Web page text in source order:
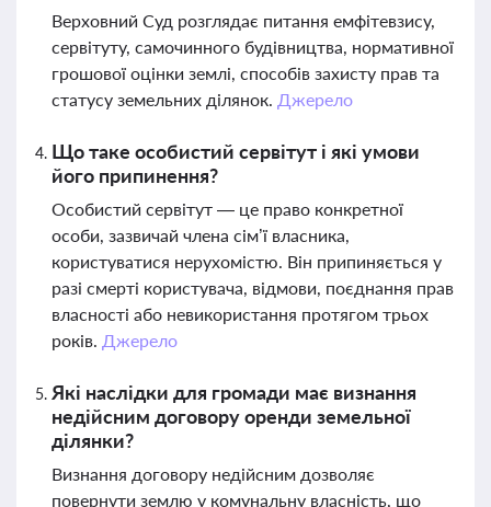
Верховний Суд розглядає питання емфітевзису,
сервітуту, самочинного будівництва, нормативної
грошової оцінки землі, способів захисту прав та
статусу земельних ділянок. Джерело
Що таке особистий сервітут і які умови
його припинення?
Особистий сервітут — це право конкретної
особи, зазвичай члена сім’ї власника,
користуватися нерухомістю. Він припиняється у
разі смерті користувача, відмови, поєднання прав
власності або невикористання протягом трьох
років. Джерело
Які наслідки для громади має визнання
недійсним договору оренди земельної
ділянки?
Визнання договору недійсним дозволяє
повернути землю у комунальну власність, що